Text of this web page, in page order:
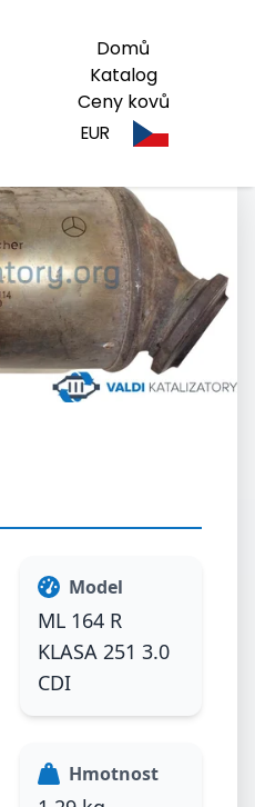
Domů
Katalog
Ceny kovů
EUR
Model
ML 164 R
KLASA 251 3.0
CDI
Hmotnost